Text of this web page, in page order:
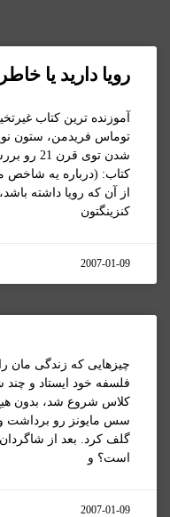
رويا داريد يا
آموزنده ترین کتاب
توماس فریدمن، ستون
شدن توی
کتاب: (درباره یه شاخص
از آن که رویا داشته
کنزينگتون
2007-01-09
چيزهايی که زندگی مان
فلسفه خود ایستاد و
کلاس شروع شد، بدون
سس مایونز رو برداشت
گلف کرد. بعد از
است؟ و
2007-01-09